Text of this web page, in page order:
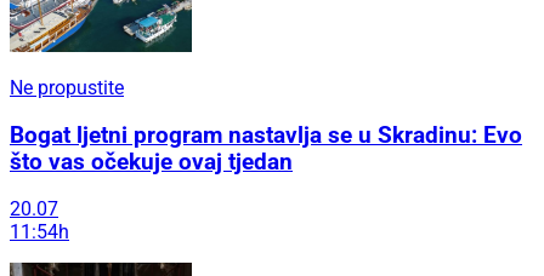
Ne propustite
Bogat ljetni program nastavlja se u Skradinu: Evo
što vas očekuje ovaj tjedan
20.07
11:54h